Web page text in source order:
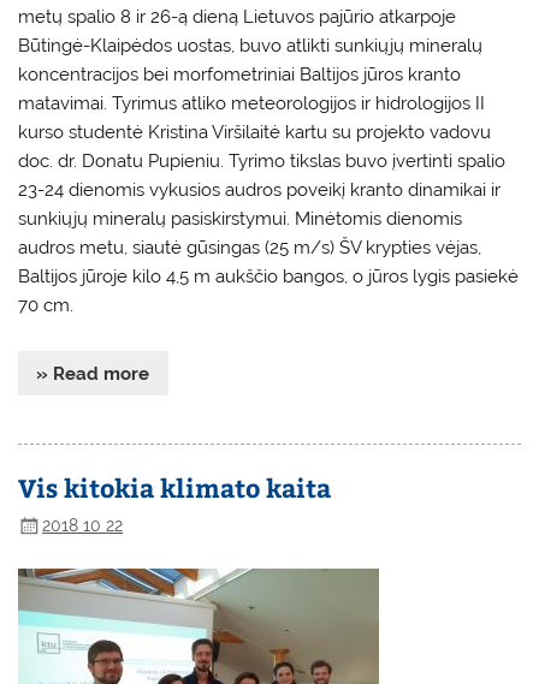
metų spalio 8 ir 26-ą dieną Lietuvos pajūrio atkarpoje
Būtingė-Klaipėdos uostas, buvo atlikti sunkiųjų mineralų
koncentracijos bei morfometriniai Baltijos jūros kranto
matavimai. Tyrimus atliko meteorologijos ir hidrologijos II
kurso studentė Kristina Viršilaitė kartu su projekto vadovu
doc. dr. Donatu Pupieniu. Tyrimo tikslas buvo įvertinti spalio
23-24 dienomis vykusios audros poveikį kranto dinamikai ir
sunkiųjų mineralų pasiskirstymui. Minėtomis dienomis
audros metu, siautė gūsingas (25 m/s) ŠV krypties vėjas,
Baltijos jūroje kilo 4,5 m aukščio bangos, o jūros lygis pasiekė
70 cm.
» Read more
Vis kitokia klimato kaita
2018 10 22